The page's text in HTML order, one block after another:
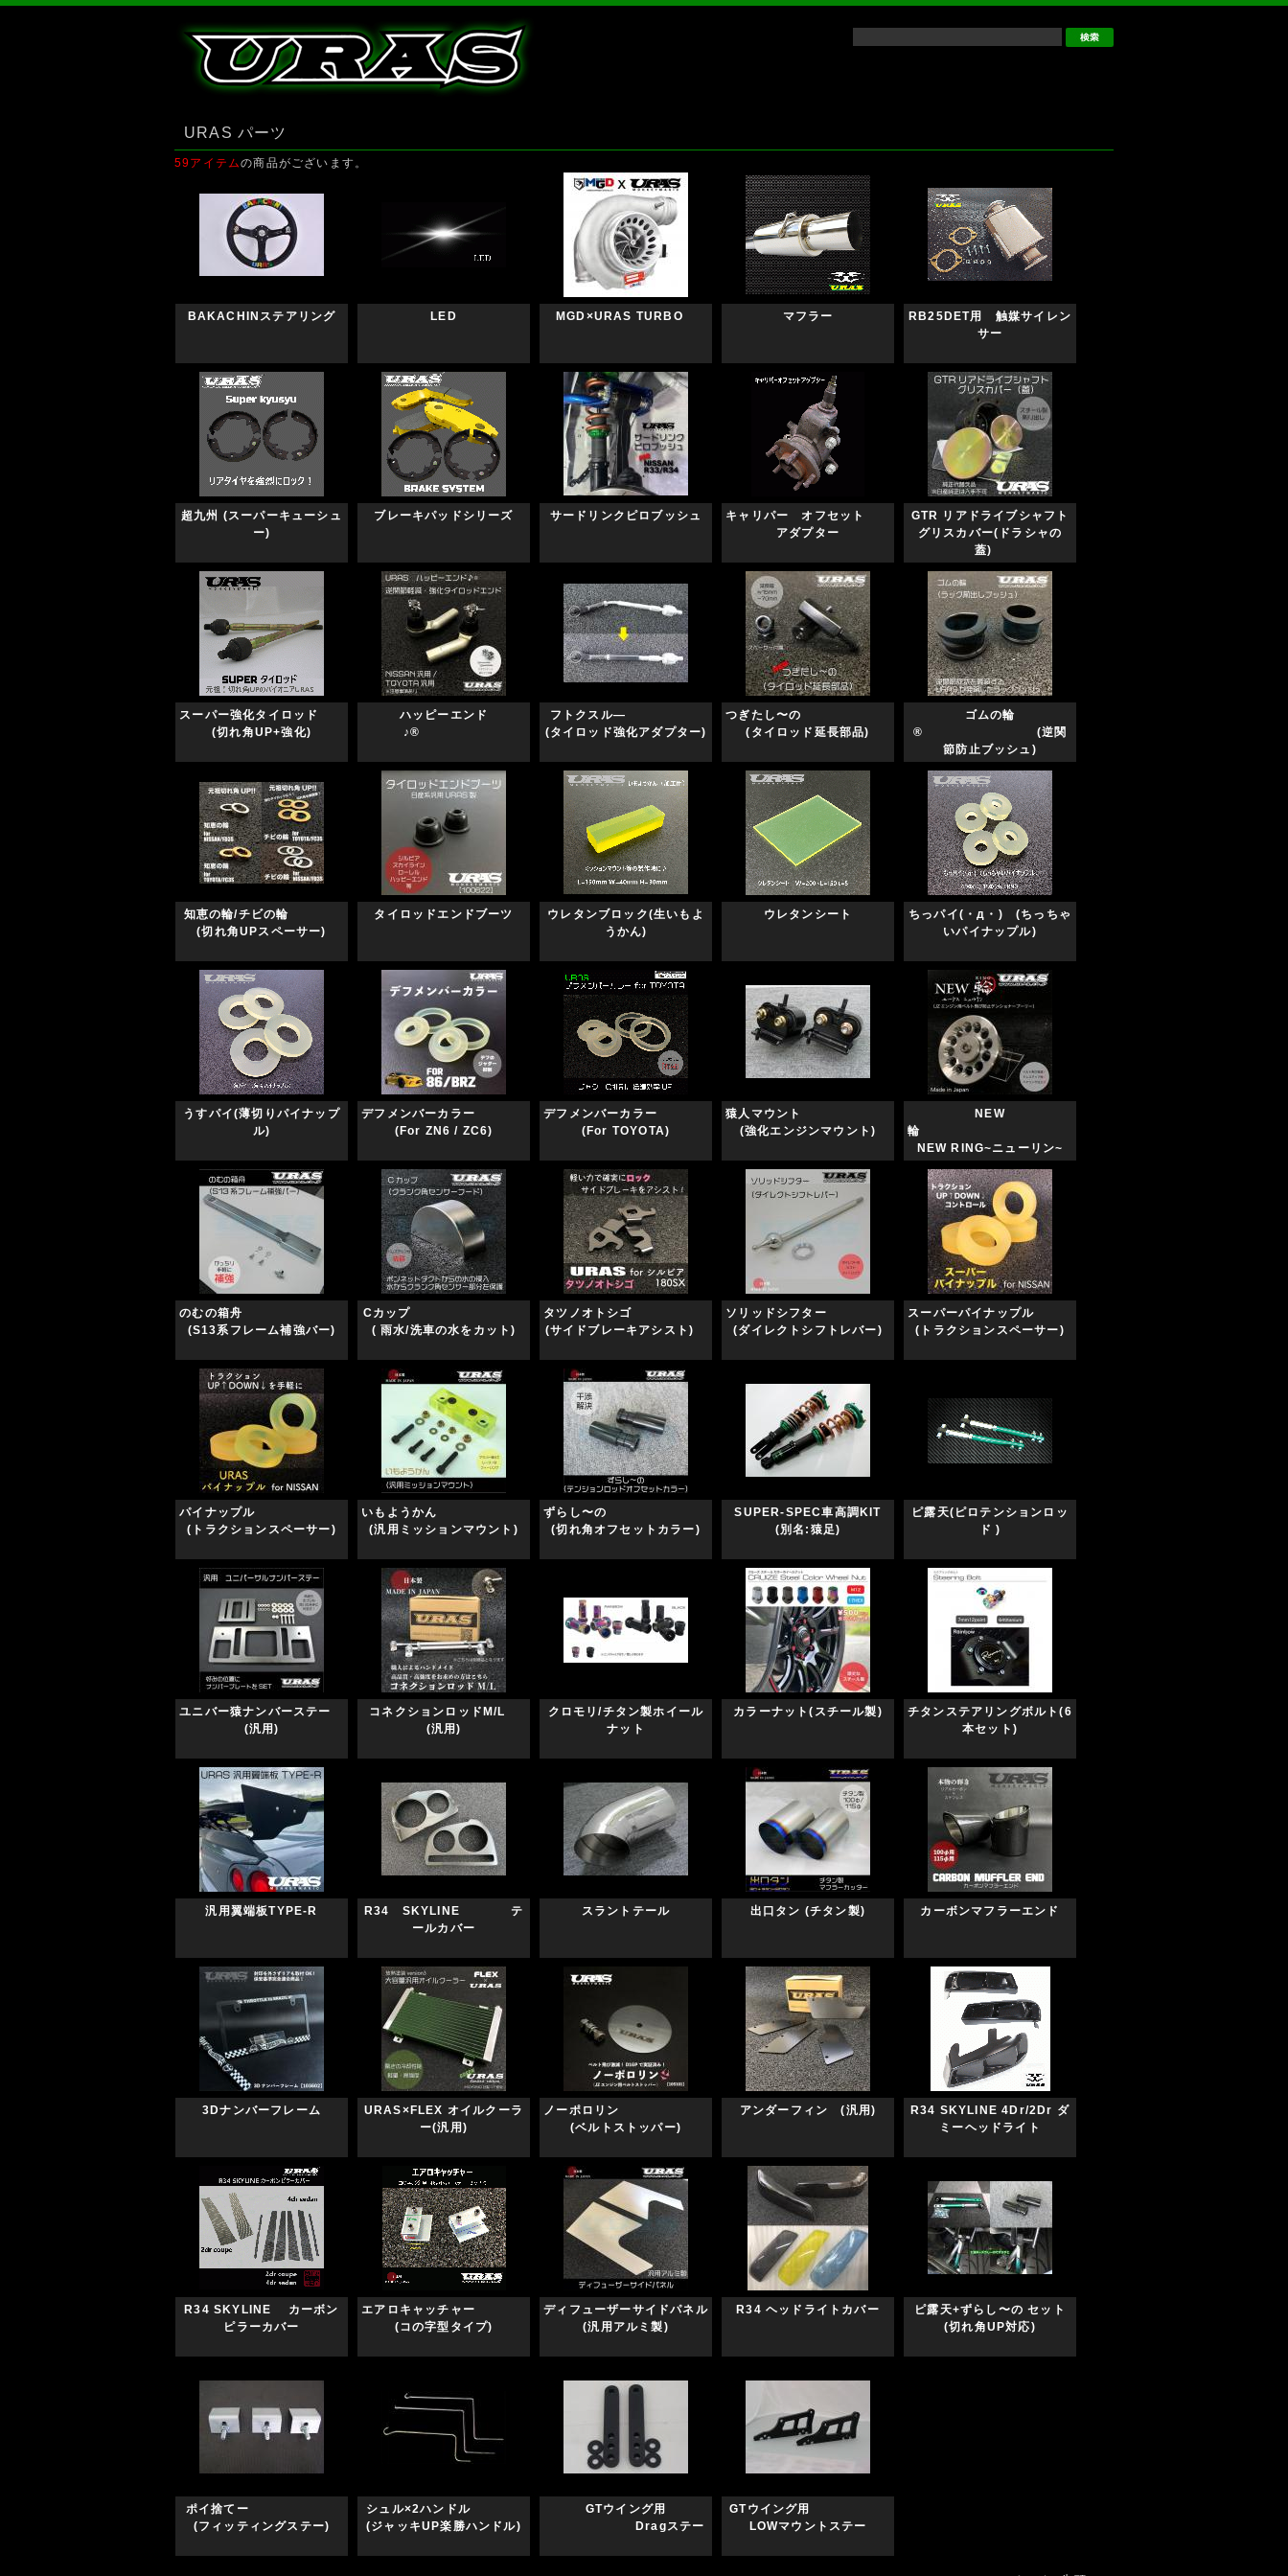
URAS パーツ
59アイテムの商品がございます。
BAKACHINステアリング LED MGD×URAS TURBO マフラー
RB25DET用 触媒サイレン
サー
超九州 (スーパーキューシュ
ー)
ブレーキパッドシリーズ サードリンクピロブッシュ
キャリパー オフセット
アダプター
GTR リアドライブシャフト
グリスカバー(ドラシャの
蓋)
スーパー強化タイロッド
(切れ角UP+強化)
ハッピーエンド
♪®
フトクスル―
(タイロッド強化アダプター)
つぎたし〜の
(タイロッド延長部品)
ゴムの輪
® (逆関
節防止ブッシュ)
知恵の輪/チビの輪
(切れ角UPスペーサー)
タイロッドエンドブーツ
ウレタンブロック(生いもよ
うかん)
ウレタンシート
ちっパイ(・д・) (ちっちゃ
いパイナップル)
うすパイ(薄切りパイナップ
ル)
デフメンバーカラー
(For ZN6 / ZC6)
デフメンバーカラー
(For TOYOTA)
猿人マウント
(強化エンジンマウント)
NEW
輪
NEW RING~ニューリン~
のむの箱舟
(S13系フレーム補強バー)
Cカップ
( 雨水/洗車の水をカット)
タツノオトシゴ
(サイドブレーキアシスト)
ソリッドシフター
(ダイレクトシフトレバー)
スーパーパイナップル
(トラクションスペーサー)
パイナップル
(トラクションスペーサー)
いもようかん
(汎用ミッションマウント)
ずらし〜の
(切れ角オフセットカラー)
SUPER-SPEC車高調KIT
(別名:猿足)
ピ露天(ピロテンションロッ
ド )
ユニバー猿ナンバーステー
(汎用)
コネクションロッドM/L
(汎用)
クロモリ/チタン製ホイール
ナット
カラーナット(スチール製)
チタンステアリングボルト(6
本セット)
汎用翼端板TYPE-R
R34 SKYLINE テ
ールカバー
スラントテール 出口タン (チタン製) カーボンマフラーエンド
3Dナンバーフレーム
URAS×FLEX オイルクーラ
ー(汎用)
ノーポロリン
(ベルトストッパー)
アンダーフィン (汎用)
R34 SKYLINE 4Dr/2Dr ダ
ミーヘッドライト
R34 SKYLINE カーボン
ピラーカバー
エアロキャッチャー
(コの字型タイプ)
ディフューザーサイドパネル
(汎用アルミ製)
R34 ヘッドライトカバー
ピ露天+ずらし〜の セット
(切れ角UP対応)
ポイ捨てー
(フィッティングステー)
シュル×2ハンドル
(ジャッキUP楽勝ハンドル)
GTウイング用
Dragステー
GTウイング用
LOWマウントステー